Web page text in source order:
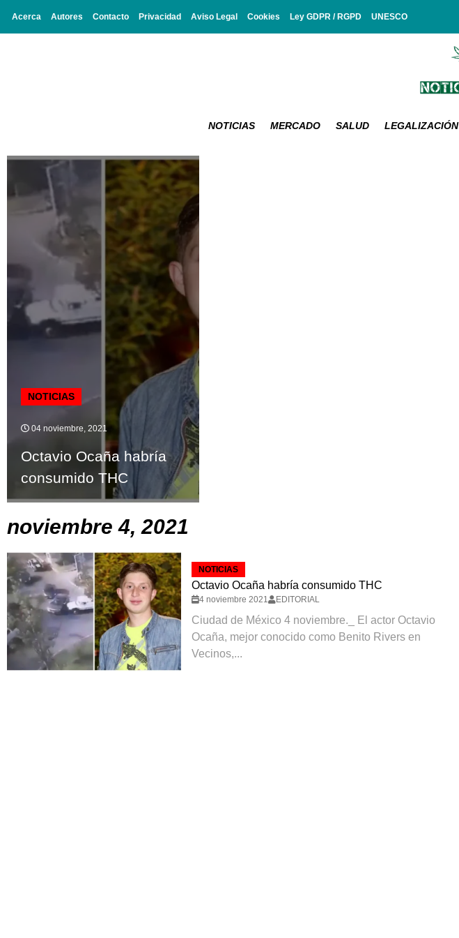
Acerca Autores Contacto Privacidad Aviso Legal Cookies Ley GDPR / RGPD UNESCO
NOTICIAS MERCADO SALUD LEGALIZACIÓN
NOTICIAS
04 noviembre, 2021
Octavio Ocaña habría
consumido THC
noviembre 4, 2021
NOTICIAS
Octavio Ocaña habría consumido THC
4 noviembre 2021 EDITORIAL
Ciudad de México 4 noviembre._ El actor Octavio
Ocaña, mejor conocido como Benito Rivers en
Vecinos,...